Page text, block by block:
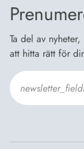
Ta del av
att hitta rätt för